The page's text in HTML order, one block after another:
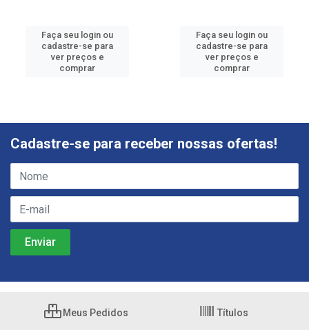
Faça seu login ou
cadastre-se para
ver preços e
comprar
Faça seu login ou
cadastre-se para
ver preços e
comprar
Cadastre-se para receber nossas ofertas!
Meus Pedidos Títulos